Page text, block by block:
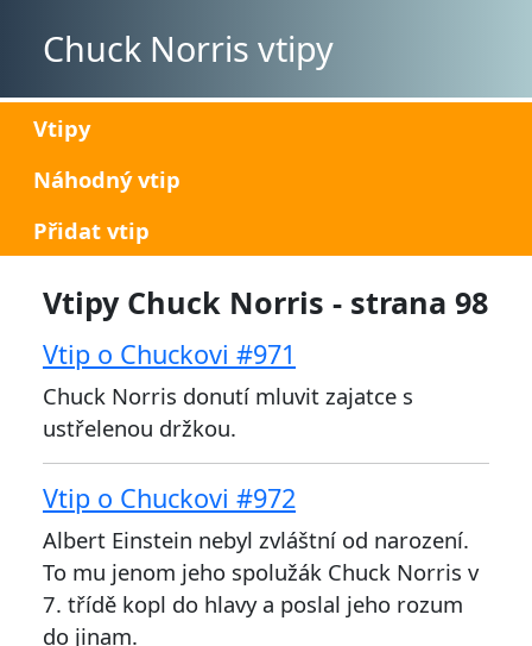
Chuck Norris vtipy
Vtipy
Náhodný vtip
Přidat vtip
Vtipy Chuck Norris - strana 98
Vtip o Chuckovi #971
Chuck Norris donutí mluvit zajatce s
ustřelenou držkou.
Vtip o Chuckovi #972
Albert Einstein nebyl zvláštní od narození.
To mu jenom jeho spolužák Chuck Norris v
7. třídě kopl do hlavy a poslal jeho rozum
do jinam.